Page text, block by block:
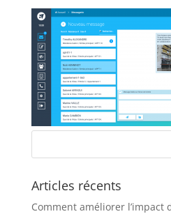
Articles récents
Comment améliorer l’impact